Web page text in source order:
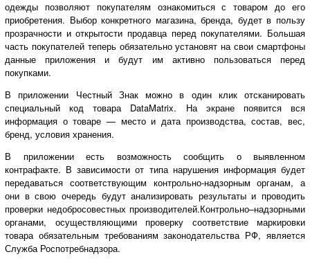
одежды позволяют покупателям ознакомиться с товаром до его
приобретения. Выбор конкретного магазина, бренда, будет в пользу
прозрачности и открытости продавца перед покупателями. Большая
часть покупателей теперь обязательно установят на свои смартфоны
данные приложения и будут им активно пользоваться перед
покупками.
В приложении Честный Знак можно в один клик отсканировать
специальный код товара DataMatrix. На экране появится вся
информация о товаре — место и дата производства, состав, вес,
бренд, условия хранения.
В приложении есть возможность сообщить о выявленном
контрафакте. В зависимости от типа нарушения информация будет
передаваться соответствующим контрольно-надзорным органам, а
они в свою очередь будут анализировать результаты и проводить
проверки недобросовестных производителей.Контрольно–надзорными
органами, осуществляющими проверку соответствие маркировки
товара обязательным требованиям законодательства РФ, является
Служба Роспотребнадзора.